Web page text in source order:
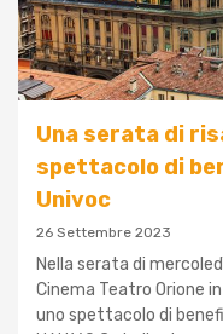
Una serata di
spettacolo di
Univoc
26 Settembre 2023
Nella serata di
Cinema Teatro Orione
uno spettacolo di